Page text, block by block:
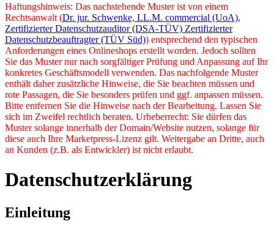
Haftungshinweis: Das nachstehende Muster ist von einem
Rechtsanwalt (Dr. jur. Schwenke, LL.M. commercial (UoA),
Zertifizierter Datenschutzauditor (DSA-TÜV) Zertifizierter
Datenschutzbeauftragter (TÜV Süd)) entsprechend den typischen
Anforderungen eines Onlineshops erstellt worden. Jedoch sollten
Sie das Muster nur nach sorgfältiger Prüfung und Anpassung auf Ihr
konkretes Geschäftsmodell verwenden. Das nachfolgende Muster
enthält daher zusätzliche Hinweise, die Sie beachten müssen und
rote Passagen, die Sie besonders prüfen und ggf. anpassen müssen.
Bitte entfernen Sie die Hinweise nach der Bearbeitung. Lassen Sie
sich im Zweifel rechtlich beraten. Urheberrecht: Sie dürfen das
Muster solange innerhalb der Domain/Website nutzen, solange für
diese auch Ihre Marketpress-Lizenz gilt. Weitergabe an Dritte, auch
an Kunden (z.B. als Entwickler) ist nicht erlaubt.
Datenschutzerklärung
Einleitung